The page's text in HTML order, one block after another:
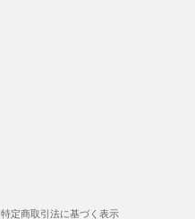
特定商取引法に基づく表示